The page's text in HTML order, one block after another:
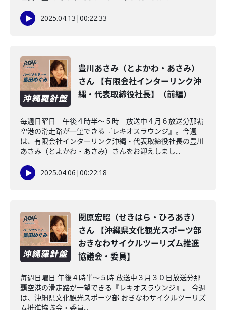
2025.04.13 |00:22:33
豊川あさみ（とよかわ・あさみ）
さん 【有限会社インターリンク沖
縄・代表取締役社長】（前編）
毎週日曜日 午後４時半～５時 放送中４月６放送分那覇
空港の滑走路が一望できる『レキオスラウンジ』。今週
は、有限会社インターリンク沖縄・代表取締役社長の豊川
あさみ（とよかわ・あさみ）さんをお迎えしまし...
2025.04.06 |00:22:18
関原宏昭（せきはら・ひろあき）
さん 【沖縄県文化観光スポーツ部
おきなわサイクルツーリズム推進
協議会・委員】
毎週日曜日 午後４時半～５時 放送中３月３０日放送分那
覇空港の滑走路が一望できる『レキオスラウンジ』。 今週
は、沖縄県文化観光スポーツ部 おきなわサイクルツーリズ
ム推進協議会・委員...